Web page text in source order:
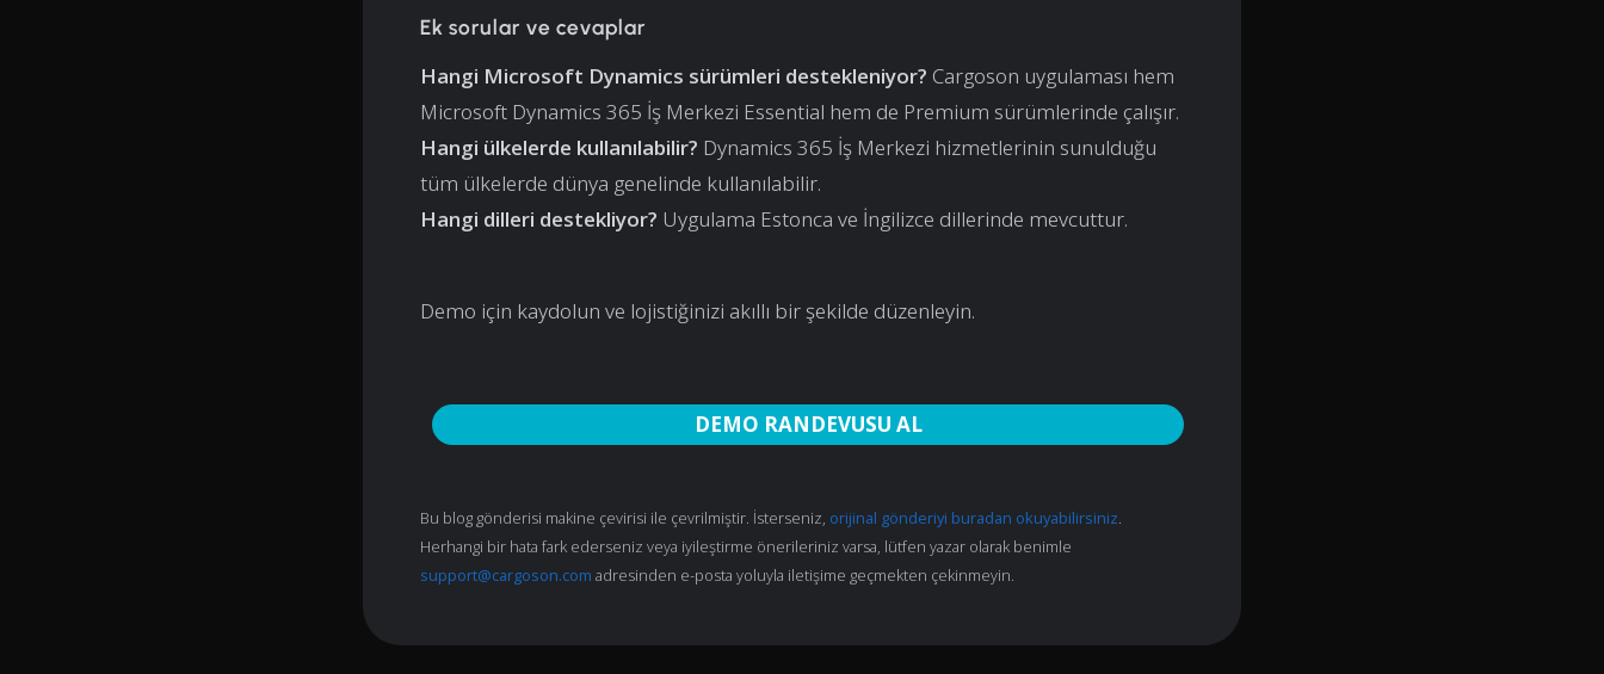
Ek sorular ve cevaplar
Hangi Microsoft Dynamics sürümleri destekleniyor? Cargoson uygulaması hem
Microsoft Dynamics 365 İş Merkezi Essential hem de Premium sürümlerinde çalışır.
Hangi ülkelerde kullanılabilir? Dynamics 365 İş Merkezi hizmetlerinin sunulduğu
tüm ülkelerde dünya genelinde kullanılabilir.
Hangi dilleri destekliyor? Uygulama Estonca ve İngilizce dillerinde mevcuttur.
Demo için kaydolun ve lojistiğinizi akıllı bir şekilde düzenleyin.
DEMO RANDEVUSU AL
Bu blog gönderisi makine çevirisi ile çevrilmiştir. İsterseniz, orijinal gönderiyi buradan okuyabilirsiniz.
Herhangi bir hata fark ederseniz veya iyileştirme önerileriniz varsa, lütfen yazar olarak benimle
support@cargoson.com adresinden e-posta yoluyla iletişime geçmekten çekinmeyin.